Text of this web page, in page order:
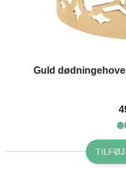
Guld
TILFØJ